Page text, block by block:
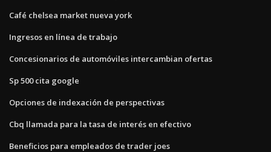
Café chelsea market nueva york
Ingresos en línea de trabajo
Concesionarios de automóviles intercambian ofertas
Sp 500 cita google
Opciones de indexación de perspectivas
Cbq llamada para la tasa de interés en efectivo
Beneficios para empleados de trader joes